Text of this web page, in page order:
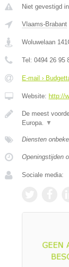
Niet gevestigd
Vlaams-Brabant
Woluwelaan
Tel: 0494 26 95
E-mail ›
Website: http://
De meest
Europa. ▼
Diensten
Openingstijden
Sociale media: